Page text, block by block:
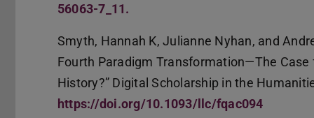
56063-7_11.
Smyth, Hannah K, Julianne Nyhan, and
Fourth Paradigm Transformation—The
History?” Digital Scholarship in the
https://doi.org/10.1093/llc/fqac094